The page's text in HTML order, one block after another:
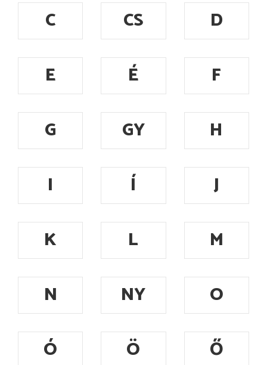
C
CS
D
E
É
F
G
GY
H
I
Í
J
K
L
M
N
NY
O
Ó
Ö
Ő